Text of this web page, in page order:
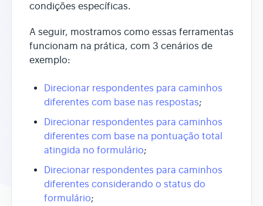
condições específicas.
A seguir, mostramos como essas ferramentas
funcionam na prática, com 3 cenários de
exemplo:
Direcionar respondentes para caminhos
diferentes com base nas respostas;
Direcionar respondentes para caminhos
diferentes com base na pontuação total
atingida no formulário;
Direcionar respondentes para caminhos
diferentes considerando o status do
formulário;